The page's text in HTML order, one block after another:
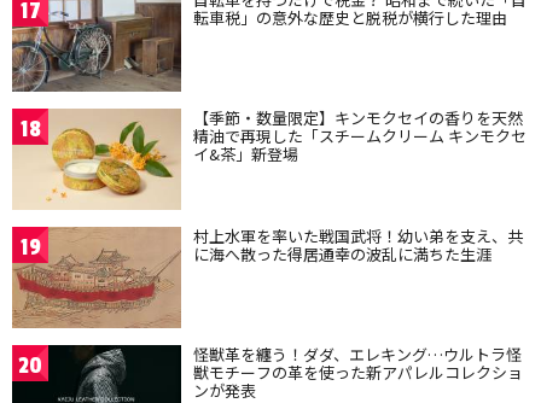
17 転車税」の意外な歴史と脱税が横行した理由
18 【季節・数量限定】キンモクセイの香りを天然
精油で再現した「スチームクリーム キンモクセ
イ&茶」新登場
19 村上水軍を率いた戦国武将！幼い弟を支え、共
に海へ散った得居通幸の波乱に満ちた生涯
20 怪獣革を纏う！ダダ、エレキング…ウルトラ怪
獣モチーフの革を使った新アパレルコレクショ
ンが発表